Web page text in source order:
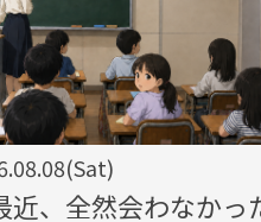
近、全然会わなかっ